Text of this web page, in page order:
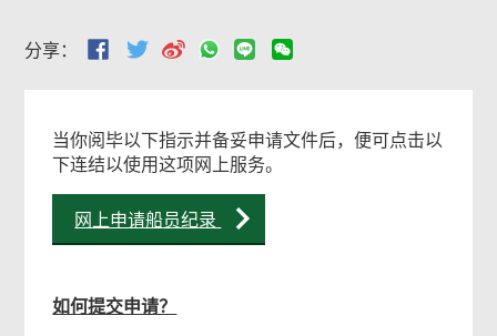
分享：
当你阅毕以下指示并备妥申请文件后，便可点击以
下连结以使用这项网上服务。
网上申请船员纪录
如何提交申请？